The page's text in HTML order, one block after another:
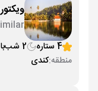
4 ستاره
2 شب
منطقه:کندی